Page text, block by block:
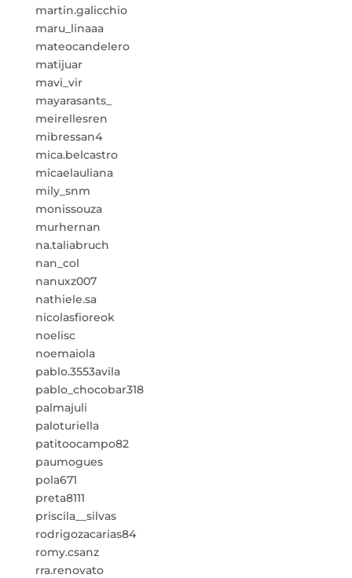
martin.galicchio
maru_linaaa
mateocandelero
matijuar
mavi_vir
mayarasants_
meirellesren
mibressan4
mica.belcastro
micaelauliana
mily_snm
monissouza
murhernan
na.taliabruch
nan_col
nanuxz007
nathiele.sa
nicolasfioreok
noelisc
noemaiola
pablo.3553avila
pablo_chocobar318
palmajuli
paloturiella
patitoocampo82
paumogues
pola671
preta8111
priscila__silvas
rodrigozacarias84
romy.csanz
rra.renovato